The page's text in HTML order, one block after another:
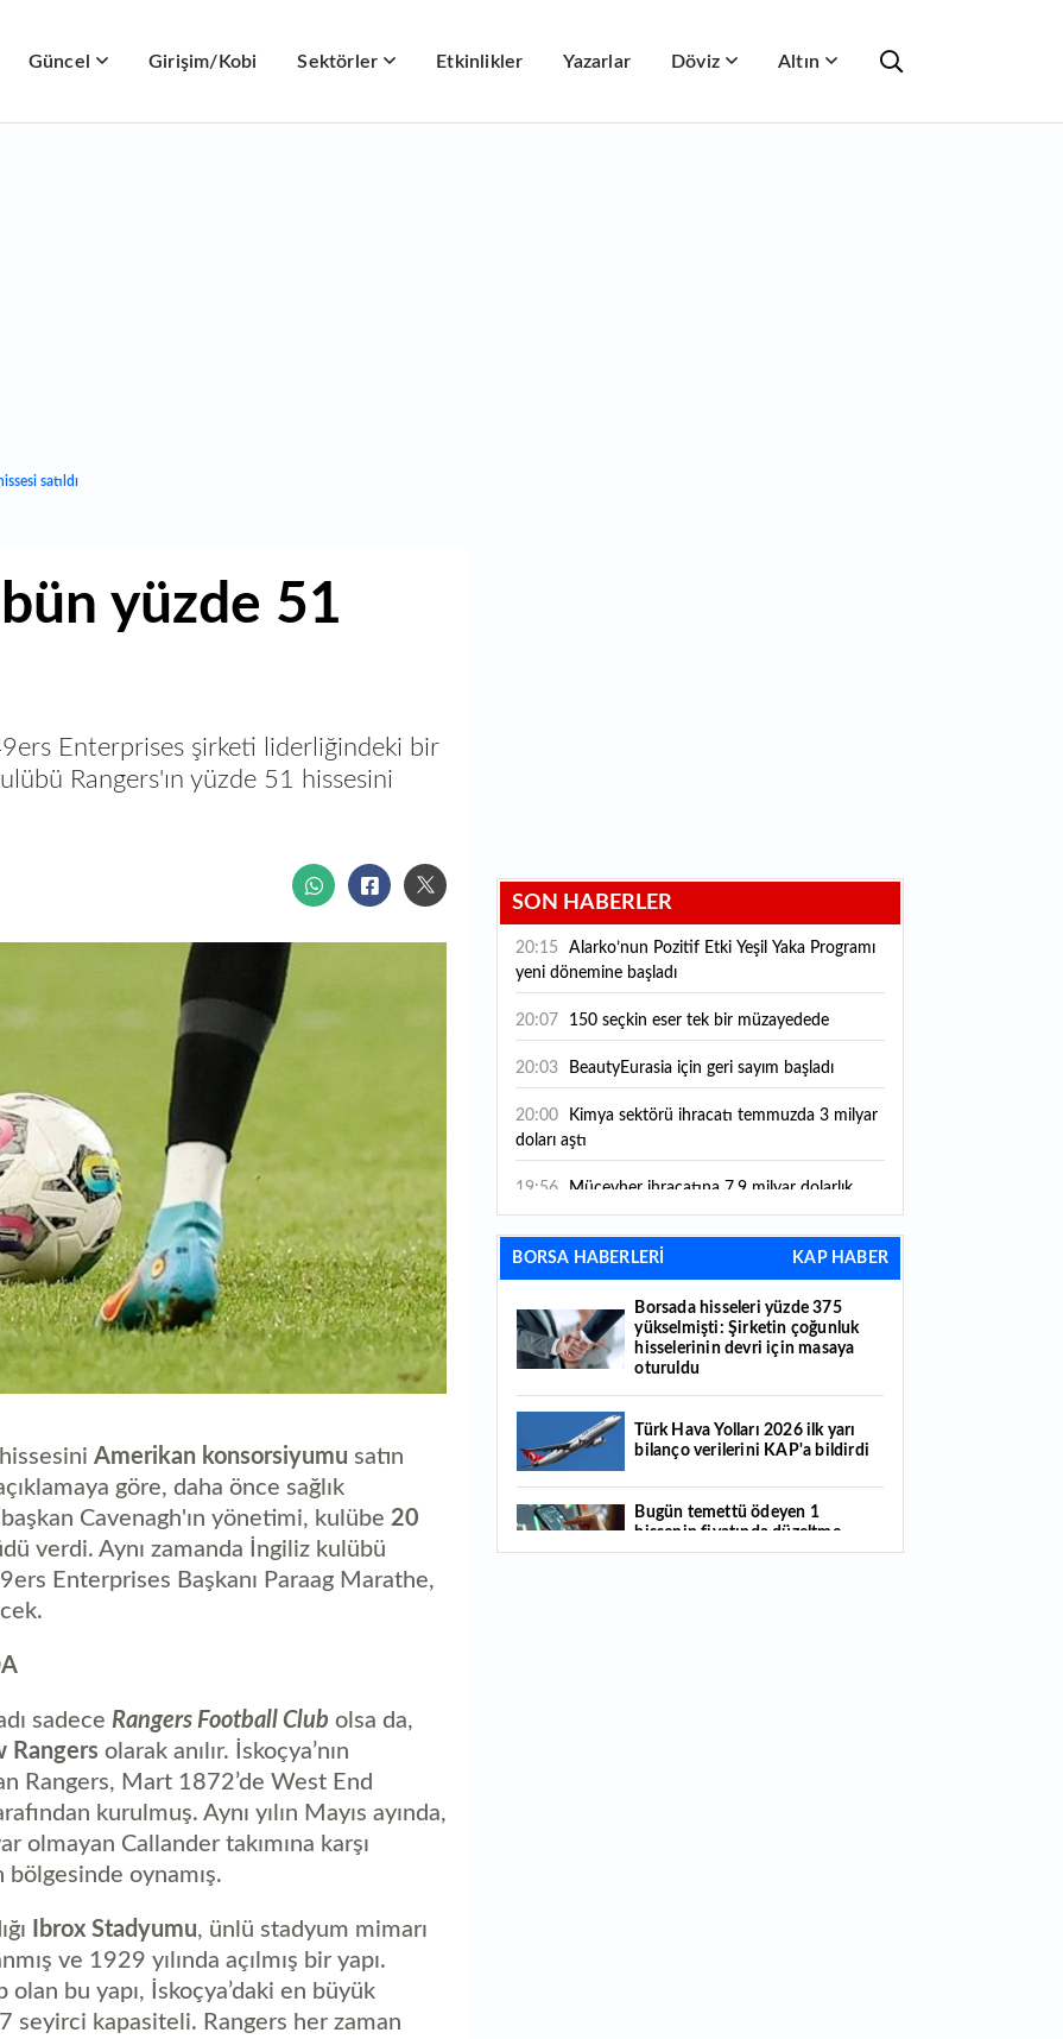
Güncel Girişim/Kobi Sektörler Etkinlikler Yazarlar Döviz Altın
satıldı
yüzde 51
Enterprises şirketi liderliğindeki bir
Rangers'ın yüzde 51 hissesini
Amerikan konsorsiyumu satın
göre, daha önce sağlık
Cavenagh'ın yönetimi, kulübe 20
verdi. Aynı zamanda İngiliz kulübü
Enterprises Başkanı Paraag Marathe,
sadece Rangers Football Club olsa da,
Rangers olarak anılır. İskoçya’nın
Rangers, Mart 1872’de West End
kurulmuş. Aynı yılın Mayıs ayında,
olmayan Callander takımına karşı
bölgesinde oynamış.
Ibrox Stadyumu, ünlü stadyum mimarı
ve 1929 yılında açılmış bir yapı.
bu yapı, İskoçya’daki en büyük
kapasiteli. Rangers her zaman
SON HABERLER
20:15
Alarko’nun Pozitif Etki Yeşil Yaka Programı
yeni dönemine başladı
20:07 150 seçkin eser tek bir müzayedede
20:03 BeautyEurasia için geri sayım başladı
20:00
doları aştı
19:56
katkı
18:21 Güç elektroniğinde küresel oyun kurucu
17:38 ABD'den 125 milyar dolarlık tahvil ihracı:
İhale takvimi açıklandı
Binlerce turist ilçeye geldi
nedeni...
16:22 Fatih'te tarihin izleri korunuyor: Osmanlı
BORSA HABERLERİ KAP HABER
Borsada hisseleri yüzde 375
yükselmişti: Şirketin çoğunluk
hisselerinin devri için masaya
oturuldu
Türk Hava Yolları 2026 ilk yarı
bilanço verilerini KAP'a bildirdi
Bugün temettü ödeyen 1
hissenin fiyatında düzeltme
yapıldı